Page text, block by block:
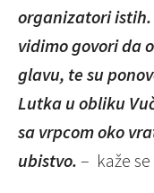
organizatoriistih.
vidimogovorida
glavu, tesu
Lutka uobliku Vu
sa vrpcomoko
ubistvo. – kaže se